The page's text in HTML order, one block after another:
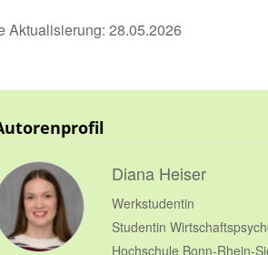
Aktualisierung: 28.05.2026
Diana Heiser
Werkstudentin
Studentin
Hochschule Bonn-Rhein-